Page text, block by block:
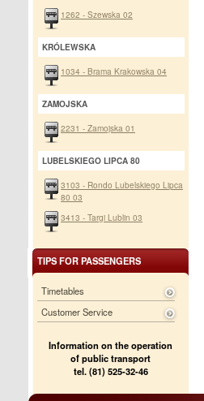
1262 - Szewska 02
KRÓLEWSKA
1034 - Brama Krakowska 04
ZAMOJSKA
2231 - Zamojska 01
LUBELSKIEGO LIPCA 80
3103 - Rondo Lubelskiego Lipca
80 03
3413 - Targi Lublin 03
TIPS FOR PASSENGERS
Timetables
Customer Service
Information on the operation
of public transport
tel. (81) 525-32-46